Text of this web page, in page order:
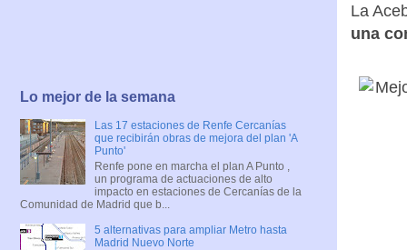
La
una
Lo mejor de la semana
Las 17 estaciones de Renfe Cercanías
que recibirán obras de mejora del plan 'A
Punto'
Renfe pone en marcha el plan A Punto ,
un programa de actuaciones de alto
impacto en estaciones de Cercanías de la
Comunidad de Madrid que b...
5 alternativas para ampliar Metro hasta
Madrid Nuevo Norte